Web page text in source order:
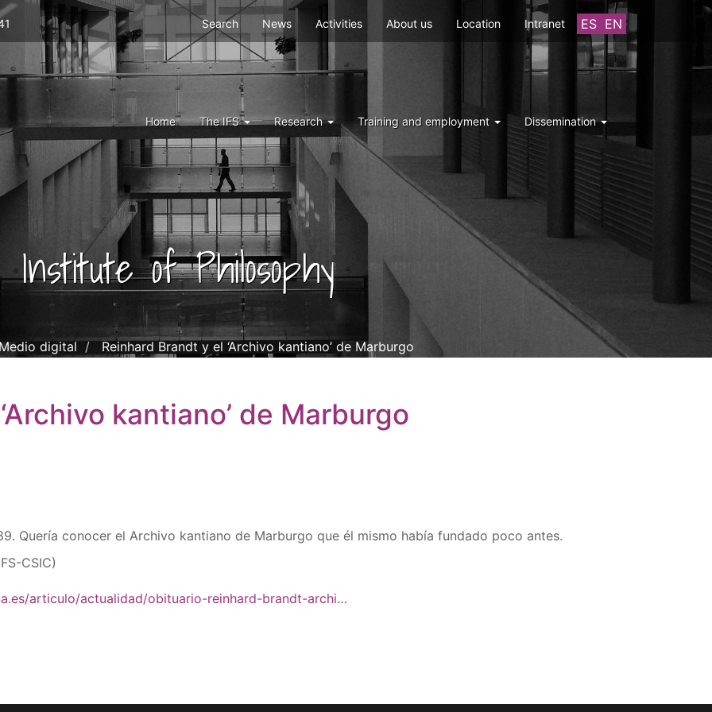
ES EN
Menu
top
right
ifs
Search News Activities About us Location Intranet
Home The IFS Research Training and employment Dissemination
Institute of Philosophy
digital Reinhard Brandt y el ‘Archivo kantiano’ de Marburgo
kantiano’ de Marburgo
Quería conocer el Archivo kantiano de Marburgo que él mismo había fundado poco antes.
CSIC)
articulo/actualidad/obituario-reinhard-brandt-archi…